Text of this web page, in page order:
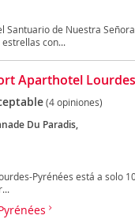
Santuario de Nuestra
con...
Aparthotel
(4 opiniones)
Du Paradis,
Pyrénées está a solo